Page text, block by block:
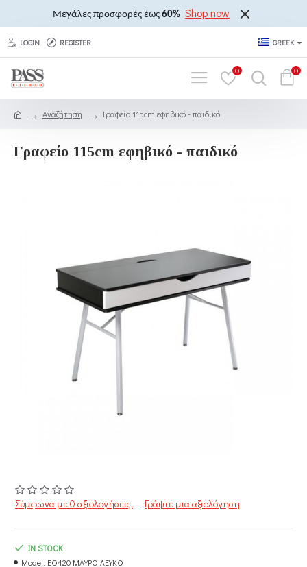
Μεγάλες προσφορές έως 60% Shop now
LOGIN REGISTER GREEK
0 0
Αναζήτηση Γραφείο 115cm εφηβικό - παιδικό
Γραφείο 115cm εφηβικό - παιδικό
Σύμφωνα με 0 αξιολογήσεις. - Γράψτε μια αξιολόγηση
IN STOCK
Model: EO420 ΜΑΥΡΟ ΛΕΥΚΟ